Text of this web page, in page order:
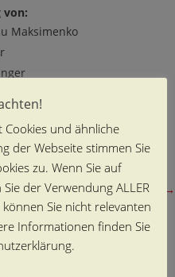
von:
Maksimenko
nächster Beitrag →
Cookies und ähnliche
der Webseite stimmen Sie
zu. Wenn Sie auf
der Verwendung ALLER
Sie nicht relevanten
Informationen finden Sie